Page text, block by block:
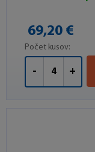
69,20 €
Počet kusov:
- +